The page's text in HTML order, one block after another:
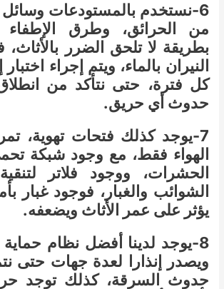
6-نستخدم بالمستودعات
من الحرائق، وطرق الإطفاء
بطريقة لا تلحق الضرر بالأثاث،
النيران بالماء، ويتم إجراء
كل فترة، حتى نتأكد من انطلاق
حدوث أي حريق.
7-يوجد كذلك فتحات تهوية،
الهواء فقط، مع وجود شبكة
الحشرات، ووجود فلاتر
الشوائب والغبار، فوجود غبار
يؤثر على عمر الأثاث ويضعفه.
8-يوجد لدينا أفضل نظام
ويصدر إنذارا لعدة جهات حتى
حدوث السرقة، كذلك توجد